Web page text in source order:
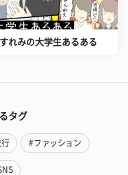
すれみの大学生あるある
タグ
#ファッション